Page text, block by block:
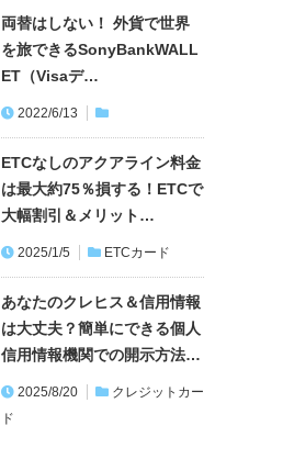
両替はしない！ 外貨で世界
を旅できるSonyBankWALL
ET（Visaデ…
2022/6/13
ETCなしのアクアライン料金
は最大約75％損する！ETCで
大幅割引＆メリット…
2025/1/5 ETCカード
あなたのクレヒス＆信用情報
は大丈夫？簡単にできる個人
信用情報機関での開示方法…
2025/8/20
クレジットカー
ド